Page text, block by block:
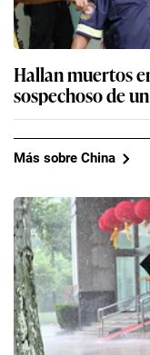
Hallan muertos
sospechoso de
Más sobre China